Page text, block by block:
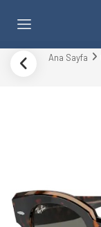
Ana Sayfa